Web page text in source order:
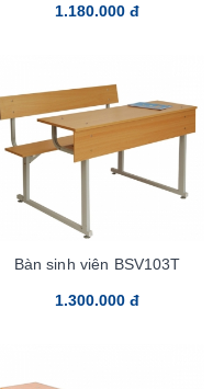
1.180.000 đ
Bàn sinh viên BSV103T
1.300.000 đ